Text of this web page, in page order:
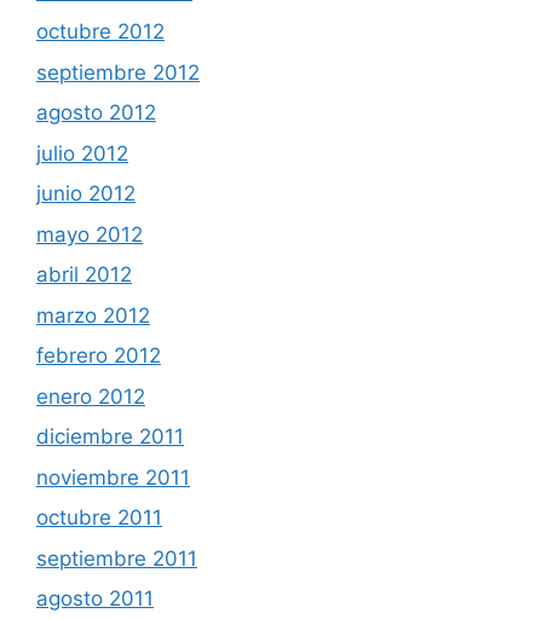
octubre 2012
septiembre 2012
agosto 2012
julio 2012
junio 2012
mayo 2012
abril 2012
marzo 2012
febrero 2012
enero 2012
diciembre 2011
noviembre 2011
octubre 2011
septiembre 2011
agosto 2011